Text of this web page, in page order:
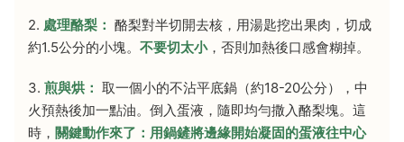
2. 處理酪梨： 酪梨對半切開去核，用湯匙挖出果肉，切成
約1.5公分的小塊。 不要切太小，否則加熱後口感會糊掉。
3. 煎與烘： 取一個小的不沾平底鍋（約18-20公分），中
火預熱後加一點油。倒入蛋液，隨即均勻撒入酪梨塊。這
時， 關鍵動作來了：用鍋鏟將邊緣開始凝固的蛋液往中心